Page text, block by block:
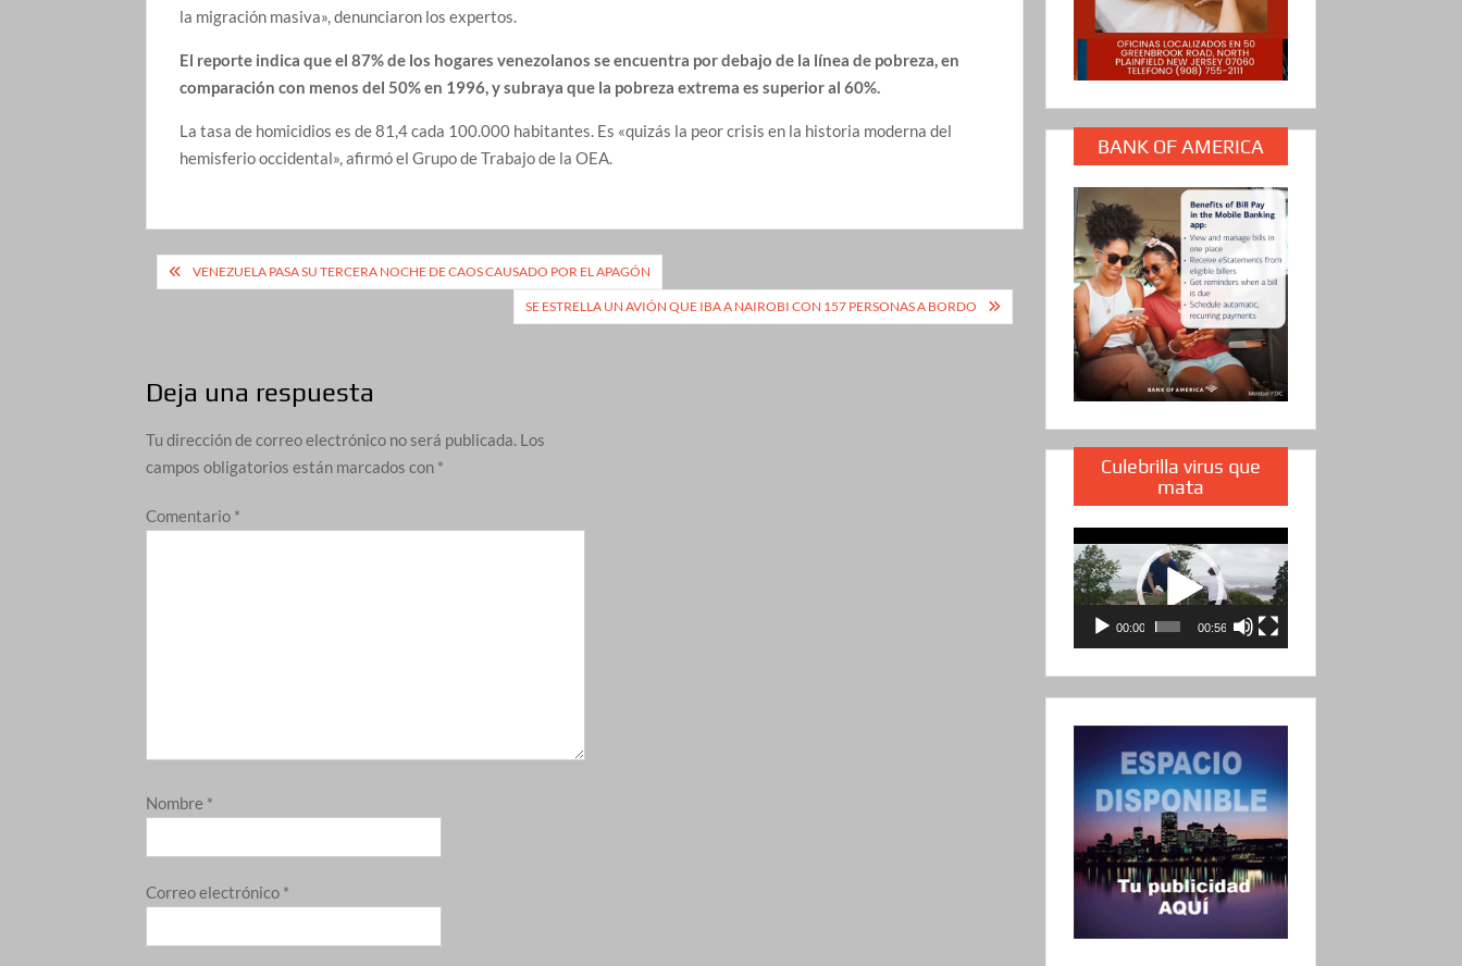
la migración masiva», denunciaron los expertos.
El reporte indica que el 87% de los hogares venezolanos se encuentra por debajo de la línea de pobreza, en
comparación con menos del 50% en 1996, y subraya que la pobreza extrema es superior al 60%.
La tasa de homicidios es de 81,4 cada 100.000 habitantes. Es «quizás la peor crisis en la historia moderna del
hemisferio occidental», afirmó el Grupo de Trabajo de la OEA.
Navegación
VENEZUELA PASA SU TERCERA NOCHE DE CAOS CAUSADO POR EL APAGÓN
SE ESTRELLA UN AVIÓN QUE IBA A NAIROBI CON 157 PERSONAS A BORDO
Deja una respuesta
Tu dirección de correo electrónico no será publicada. Los
campos obligatorios están marcados con *
Comentario *
Nombre *
Correo electrónico *
BANK OF AMERICA
Culebrilla virus que
mata
Reproductor
de
vídeo
00:00 00:56